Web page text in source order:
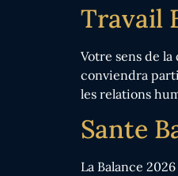
Travail
Votre sens de
conviendra
les relations
Sante
La Balance